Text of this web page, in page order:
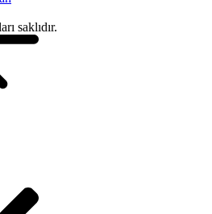
saklıdır.